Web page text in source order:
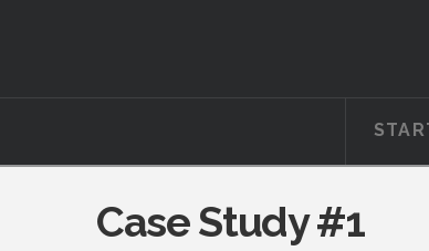
Case Study #1